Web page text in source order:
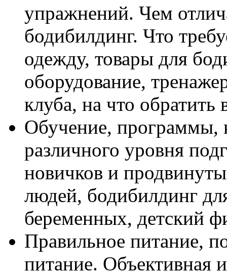
упражнений. Чем
бодибилдинг. Что
одежду, товары для
оборудование,
клуба, на что
Обучение, программы,
различного уровня
новичков и
людей, бодибилдинг
беременных, детский
Правильное питание,
питание. Объективная